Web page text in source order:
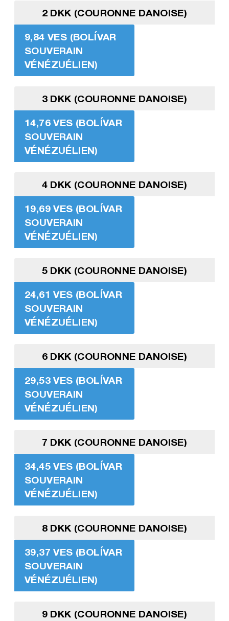
2 DKK (COURONNE DANOISE)
9,84 VES (BOLÍVAR
SOUVERAIN
VÉNÉZUÉLIEN)
3 DKK (COURONNE DANOISE)
14,76 VES (BOLÍVAR
SOUVERAIN
VÉNÉZUÉLIEN)
4 DKK (COURONNE DANOISE)
19,69 VES (BOLÍVAR
SOUVERAIN
VÉNÉZUÉLIEN)
5 DKK (COURONNE DANOISE)
24,61 VES (BOLÍVAR
SOUVERAIN
VÉNÉZUÉLIEN)
6 DKK (COURONNE DANOISE)
29,53 VES (BOLÍVAR
SOUVERAIN
VÉNÉZUÉLIEN)
7 DKK (COURONNE DANOISE)
34,45 VES (BOLÍVAR
SOUVERAIN
VÉNÉZUÉLIEN)
8 DKK (COURONNE DANOISE)
39,37 VES (BOLÍVAR
SOUVERAIN
VÉNÉZUÉLIEN)
9 DKK (COURONNE DANOISE)